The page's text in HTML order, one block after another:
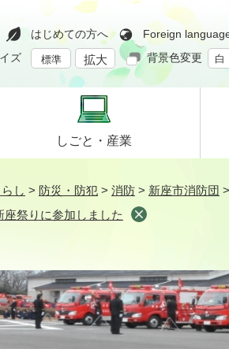
はじめての方へ Foreign
ズ
標準 拡大 背景色変更 白
しごと・ 産業
らし > 防災・防犯 > 消防 > 新座市消防団 >
祭りに参加しました